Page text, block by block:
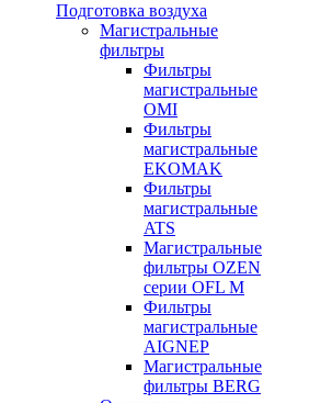
Подготовка воздуха
Магистральные
фильтры
Фильтры
магистральные
OMI
Фильтры
магистральные
EKOMAK
Фильтры
магистральные
ATS
Магистральные
фильтры OZEN
серии OFL M
Фильтры
магистральные
AIGNEP
Магистральные
фильтры BERG